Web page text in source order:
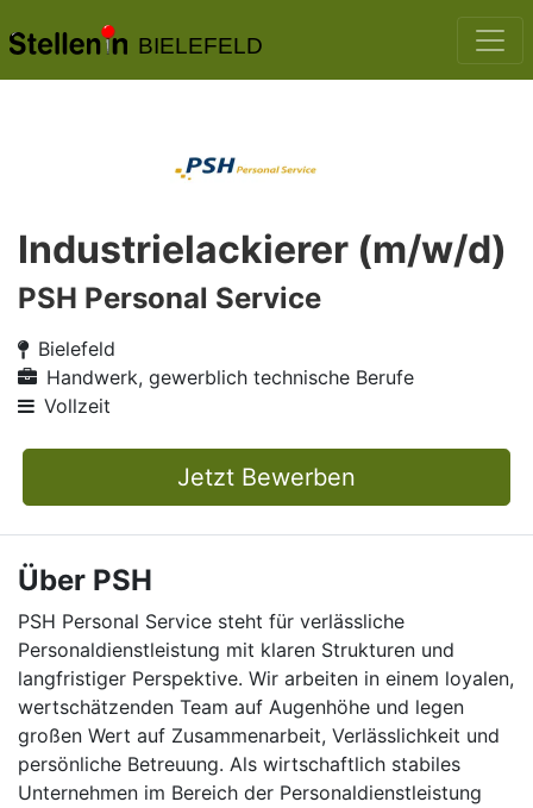
BIELEFELD
Industrielackierer (m/w/d)
PSH Personal Service
Bielefeld
Handwerk, gewerblich technische Berufe
Vollzeit
Jetzt Bewerben
Über PSH
PSH Personal Service steht für verlässliche
Personaldienstleistung mit klaren Strukturen und
langfristiger Perspektive. Wir arbeiten in einem loyalen,
wertschätzenden Team auf Augenhöhe und legen
großen Wert auf Zusammenarbeit, Verlässlichkeit und
persönliche Betreuung. Als wirtschaftlich stabiles
Unternehmen im Bereich der Personaldienstleistung